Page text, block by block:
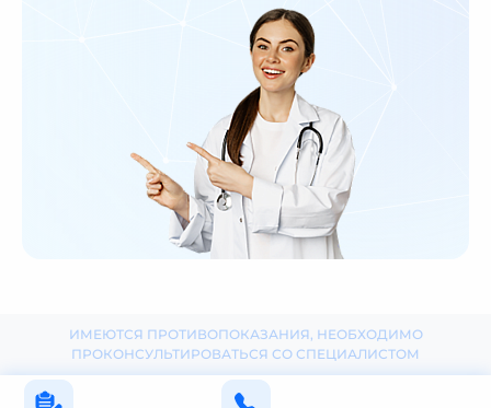
ИМЕЮТСЯ ПРОТИВОПОКАЗАНИЯ, НЕОБХОДИМО
ПРОКОНСУЛЬТИРОВАТЬСЯ СО СПЕЦИАЛИСТОМ